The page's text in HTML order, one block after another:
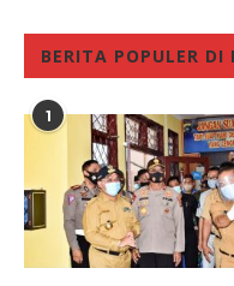
BERITA POPULER DI
1